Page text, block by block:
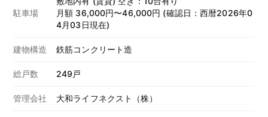
駐車場
月額 36,000円〜46,000円 (確認日：西暦2026年0
4月03日現在)
建物構造 鉄筋コンクリート造
総戸数 249戸
管理会社 大和ライフネクスト（株）